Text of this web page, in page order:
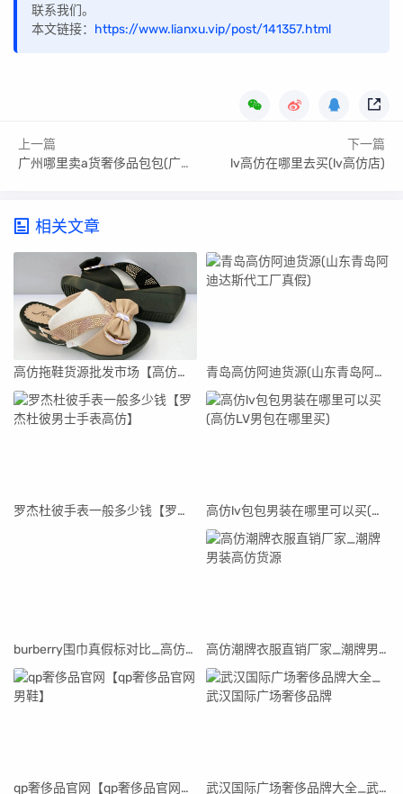
联系我们。
本文链接： https://www.lianxu.vip/post/141357.html
上一篇
广州哪里卖a货奢侈品包包(广州哪里卖a货)
下一篇
lv高仿在哪里去买(lv高仿店)
相关文章
高仿拖鞋货源批发市场【高仿拖鞋货源批发市场在哪里】 青岛高仿阿迪货源(山东青岛阿迪达斯代工厂真假)
罗杰杜彼手表一般多少钱【罗杰杜彼男士手表高仿】 高仿lv包包男装在哪里可以买(高仿LV男包在哪里买)
burberry围巾真假标对比_高仿burberry围巾 高仿潮牌衣服直销厂家_潮牌男装高仿货源
qp奢侈品官网【qp奢侈品官网男鞋】 武汉国际广场奢侈品牌大全_武汉国际广场奢侈品牌